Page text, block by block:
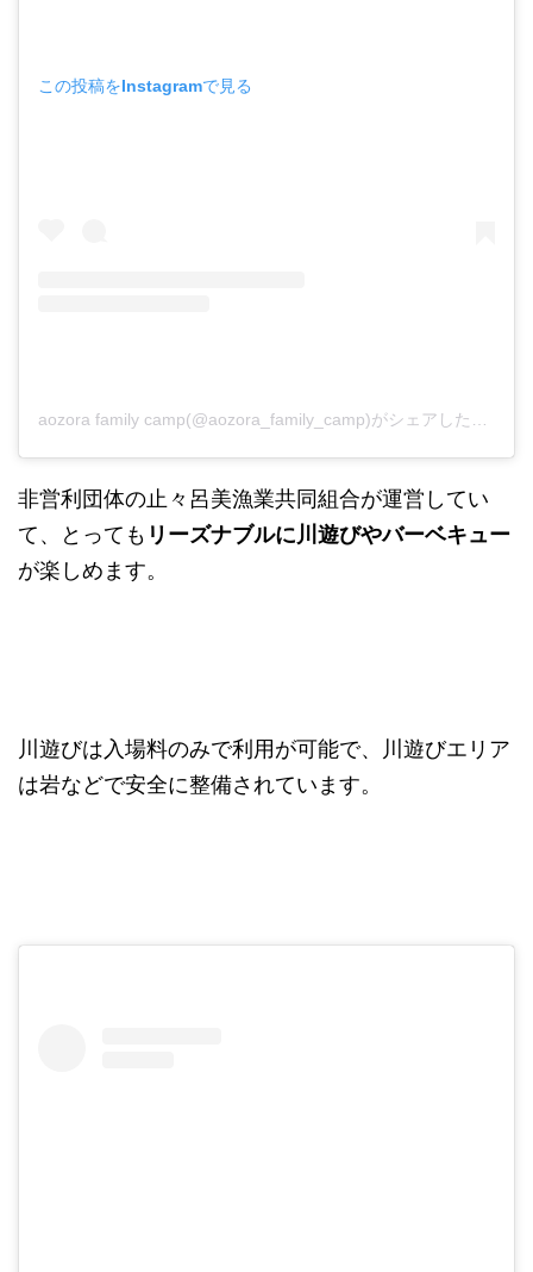
この投稿をInstagramで見る
aozora family camp(@aozora_family_camp)がシェアした投稿
非営利団体の止々呂美漁業共同組合が運営してい
て、とっても リーズナブルに川遊びやバーベキュー
が楽しめます。
川遊びは入場料のみで利用が可能で、川遊びエリア
は岩などで安全に整備されています。